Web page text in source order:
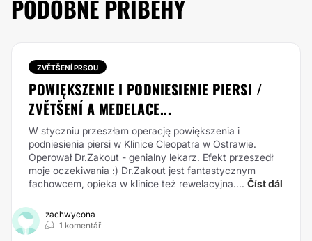
PODOBNÉ PŘÍBĚHY
ZVĚTŠENÍ PRSOU
POWIĘKSZENIE I PODNIESIENIE PIERSI /
ZVĚTŠENÍ A MEDELACE...
W styczniu przeszłam operację powiększenia i
podniesienia piersi w Klinice Cleopatra w Ostrawie.
Operował Dr.Zakout - genialny lekarz. Efekt przeszedł
moje oczekiwania :) Dr.Zakout jest fantastycznym
fachowcem, opieka w klinice też rewelacyjna.... Číst dál
zachwycona
1 komentář